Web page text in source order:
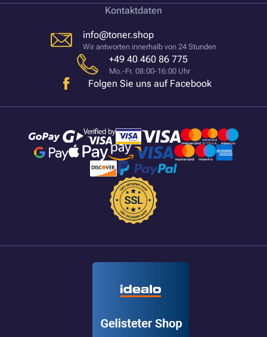
Kontaktdaten
info@toner.shop
Wir antworten innerhalb von 24 Stunden
+49 40 460 86 775
Mo.-Fr. 08:00-16:00 Uhr
Folgen Sie uns auf Facebook